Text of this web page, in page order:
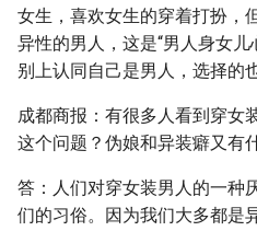
女生，喜欢女生的穿着打扮，
异性的男人，这是“男人身女
别上认同自己是男人，选择的
成都商报：有很多人看到穿女
这个问题？伪娘和异装癖又有
答：人们对穿女装男人的一种
们的习俗。因为我们大多都是